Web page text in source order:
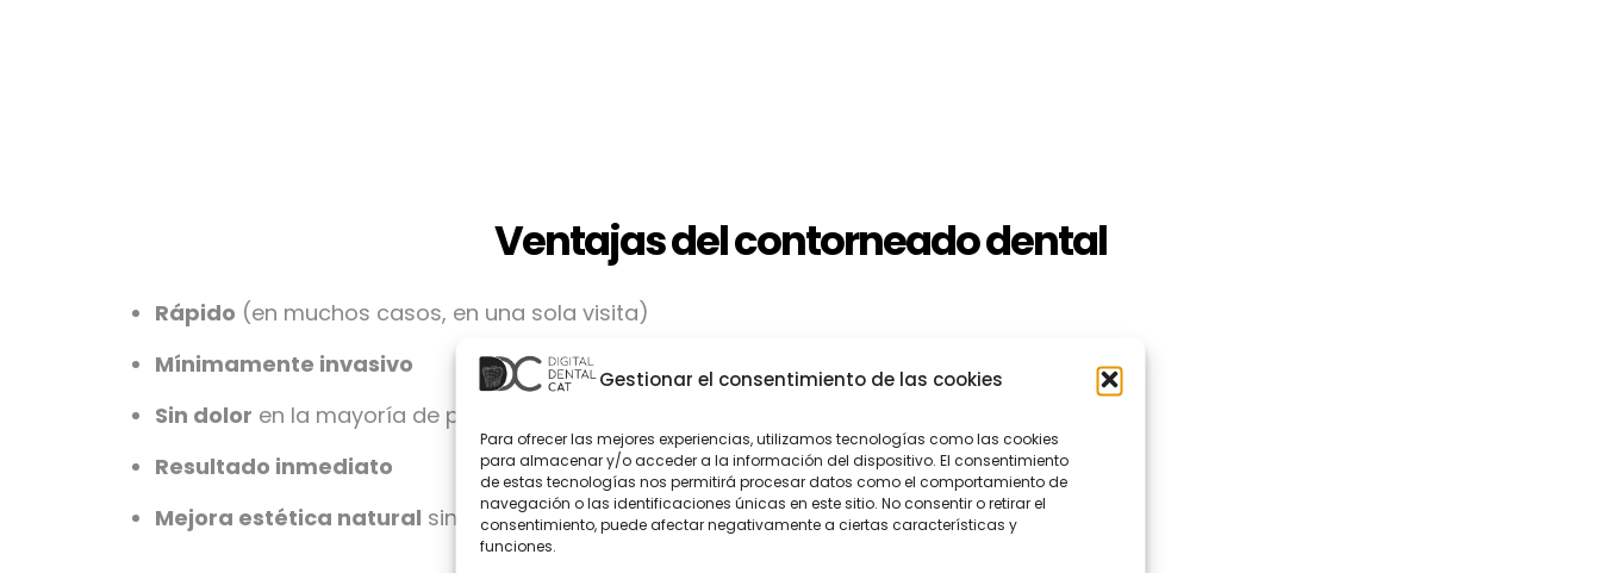
Gestionar el consentimiento de las cookies
Para ofrecer las mejores experiencias, utilizamos tecnologías como las cookies
para almacenar y/o acceder a la información del dispositivo. El consentimiento
de estas tecnologías nos permitirá procesar datos como el comportamiento de
navegación o las identificaciones únicas en este sitio. No consentir o retirar el
consentimiento, puede afectar negativamente a ciertas características y
funciones.
Ventajas del contorneado dental
Rápido (en muchos casos, en una sola visita)
Mínimamente invasivo
Sin dolor en la mayoría de pacientes
Resultado inmediato
Mejora estética natural sin tratamientos complejos